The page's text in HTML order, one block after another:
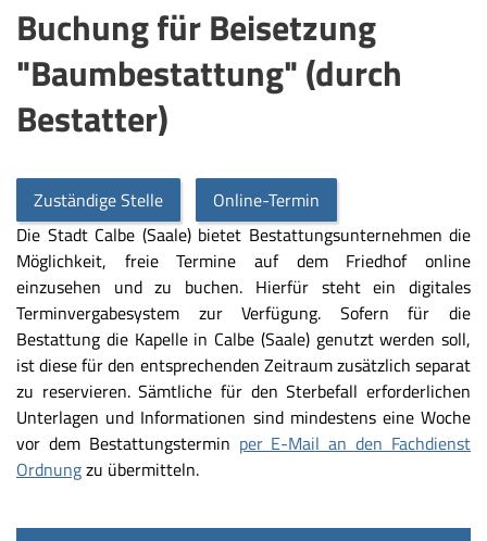
Buchung für Beisetzung
"Baumbestattung" (durch
Bestatter)
Zuständige Stelle
Online-Termin
Die Stadt Calbe (Saale) bietet Bestattungsunternehmen die
Möglichkeit, freie Termine auf dem Friedhof online
einzusehen und zu buchen. Hierfür steht ein digitales
Terminvergabesystem zur Verfügung. Sofern für die
Bestattung die Kapelle in Calbe (Saale) genutzt werden soll,
ist diese für den entsprechenden Zeitraum zusätzlich separat
zu reservieren. Sämtliche für den Sterbefall erforderlichen
Unterlagen und Informationen sind mindestens eine Woche
vor dem Bestattungstermin per E-Mail an den Fachdienst
Ordnungzu übermitteln.